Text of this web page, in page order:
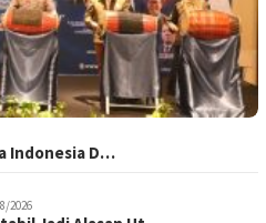
Indonesia D…
2026